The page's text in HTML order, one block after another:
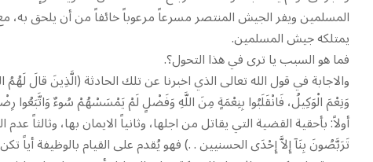
المسلمين ويفر الجيش المنتصر مسرعاً مرعوباً خائفاً من أن يلحق به،
يمتلكه جيش المسلمين.
فما هو السبب يا ترى في هذا التحول؟.
والاجابة في قول الله تعالى الذي اخبرنا عن تلك الحادثة (الَّذِينَ قالَ
وَنِعْمَ الْوَكِيلُ، فَانْقَلَبُوا بِنِعْمَةٍ مِنَ اللَّهِ وَفَضْلٍ لَمْ يَمْسَسْهُمْ سُوءٌ
أولاً: بأحقية القضية التي يقاتل من اجلها، وثانياً الايمان بها، وثالثاً
تَرَبَّصُونَ بِنَآ إِلاَّ إِحْدَى الحسنيين . .) فهو يُقدم على القيام بالوظيفة أياً